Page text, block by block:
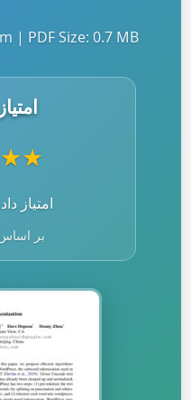
| PDF Size: 0.7 MB
★
★
امتیاز
بر اساس 1000